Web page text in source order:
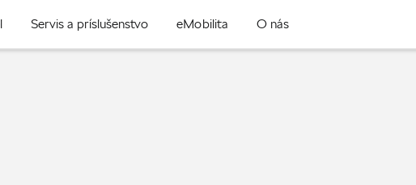
Servis a príslušenstvo eMobilita O nás